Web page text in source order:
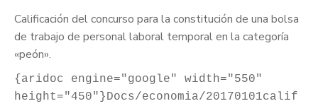
Calificación del concurso para la constitución de una bolsa
de trabajo de personal laboral temporal en la categoría
«peón».
{aridoc engine="google" width="550"
height="450"}Docs/economia/20170101calif